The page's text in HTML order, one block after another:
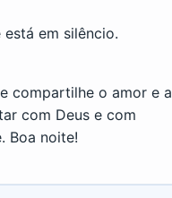
em silêncio.
compartilhe o amor e a
com Deus e com
Boa noite!